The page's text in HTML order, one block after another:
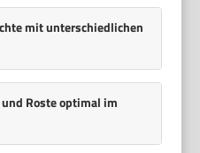
mit unterschiedlichen
Roste optimal im